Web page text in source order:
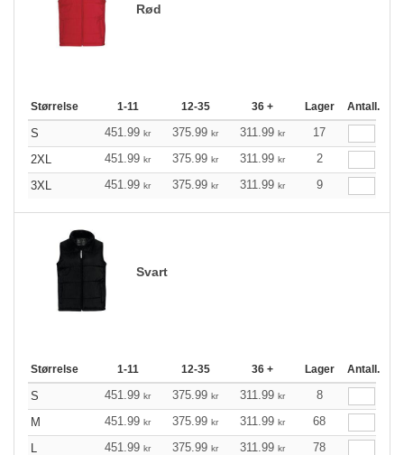
Rød
Størrelse 1-11 12-35 36 + Lager Antall.
S 451.99 kr 375.99 kr 311.99 kr
17
2XL
451.99 kr 375.99 kr 311.99 kr
2
3XL
451.99 kr 375.99 kr 311.99 kr 9
Svart
Størrelse 1-11 12-35 36 + Lager Antall.
S 451.99 kr 375.99 kr 311.99 kr
8
M
451.99 kr 375.99 kr 311.99 kr
68
L
451.99 kr 375.99 kr 311.99 kr
78